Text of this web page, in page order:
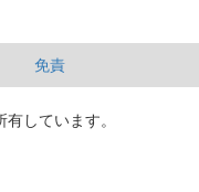
免責
しています。